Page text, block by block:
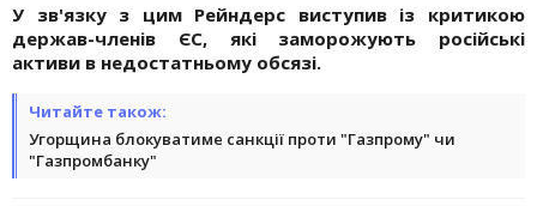
У зв'язку з цим Рейндерс виступив із критикою
держав-членів ЄС, які заморожують російські
активи в недостатньому обсязі.
Читайте також:
Угорщина блокуватиме санкції проти "Газпрому" чи
"Газпромбанку"